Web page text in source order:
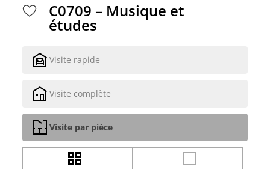
C0709 – Musique et
études
Visite rapide
Visite complète
Visite par pièce